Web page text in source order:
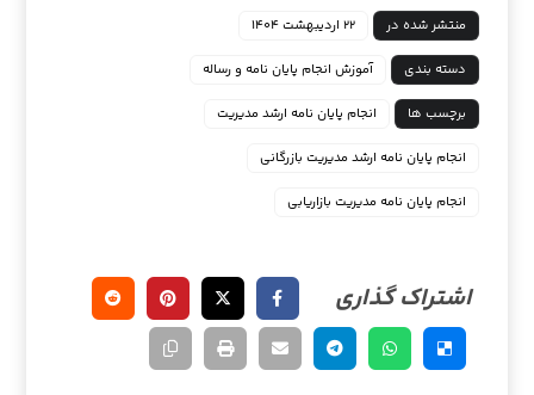
منتشر شده در ۲۲ اردیبهشت ۱۴۰۴
دسته بندی آموزش انجام پایان نامه و رساله
برچسب ها انجام پایان نامه ارشد مدیریت
انجام پایان نامه ارشد مدیریت بازرگانی
انجام پایان نامه مدیریت بازاریابی